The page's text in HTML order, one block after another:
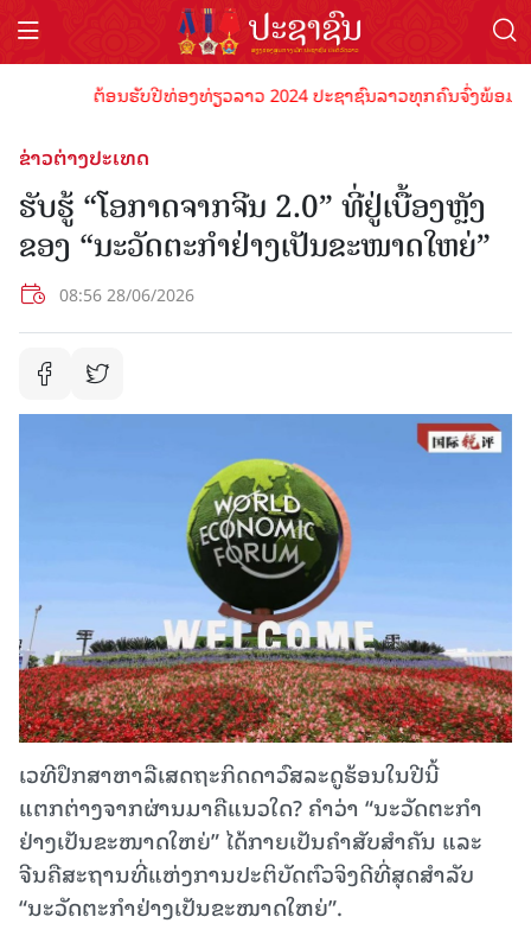
ຕ້ອນຮັບປີທ່ອງທ່ຽວລາວ 2024 ປະຊາຊົນລາວທຸກຄົນຈົ່ງພ້ອມເ
ຂ່າວຕ່າງປະເທດ
ຮັບຮູ້ “ໂອກາດຈາກຈີນ 2.0” ທີ່ຢູ່ເບື້ອງຫຼັງ
ຂອງ “ນະວັດຕະກໍາຢ່າງເປັນຂະໜາດໃຫຍ່”
08:56 28/06/2026
ເວທີປຶກສາຫາລືເສດຖະກິດດາວົສລະດູຮ້ອນໃນປີນີ້
ແຕກຕ່າງຈາກຜ່ານມາຄືແນວໃດ? ຄໍາວ່າ “ນະວັດຕະກໍາ
ຢ່າງເປັນຂະໜາດໃຫຍ່” ໄດ້ກາຍເປັນຄໍາສັບສໍາຄັນ ແລະ
ຈີນຄືສະຖານທີ່ແຫ່ງການປະຕິບັດຕົວຈິງດີທີ່ສຸດສໍາລັບ
“ນະວັດຕະກໍາຢ່າງເປັນຂະໜາດໃຫຍ່”.